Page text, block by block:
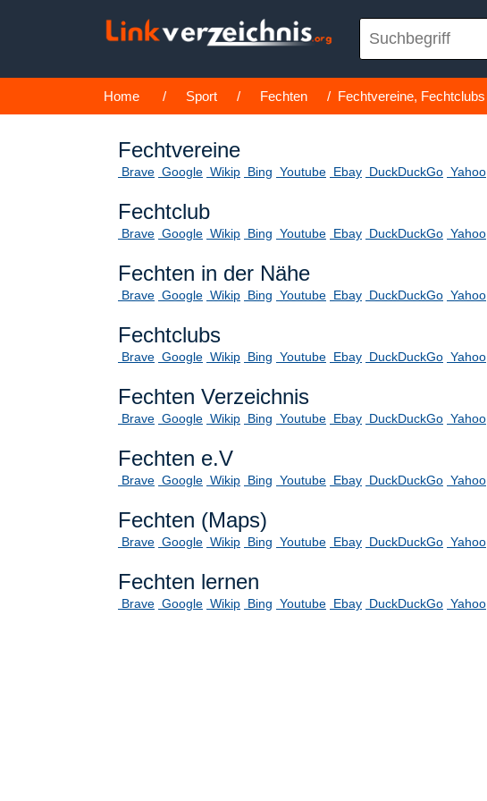
Home / Sport / Fechten / Fechtvereine, Fechtclubs
Fechtvereine
Brave Google Wikip Bing Youtube Ebay DuckDuckGo Yahoo
Fechtclub
Brave Google Wikip Bing Youtube Ebay DuckDuckGo Yahoo
Fechten in der Nähe
Brave Google Wikip Bing Youtube Ebay DuckDuckGo Yahoo
Fechtclubs
Brave Google Wikip Bing Youtube Ebay DuckDuckGo Yahoo
Fechten Verzeichnis
Brave Google Wikip Bing Youtube Ebay DuckDuckGo Yahoo
Fechten e.V
Brave Google Wikip Bing Youtube Ebay DuckDuckGo Yahoo
Fechten (Maps)
Brave Google Wikip Bing Youtube Ebay DuckDuckGo Yahoo
Fechten lernen
Brave Google Wikip Bing Youtube Ebay DuckDuckGo Yahoo